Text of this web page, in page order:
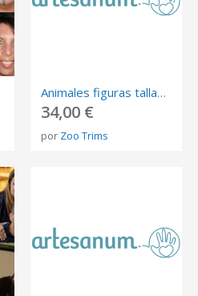
Animales figuras talladas esculturas madera regalo
34,00 €
por Zoo Trims